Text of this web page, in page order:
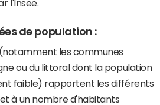
l'Insee.
de population :
les communes
ou du littoral dont la population
faible) rapportent les différents
à un nombre d'habitants